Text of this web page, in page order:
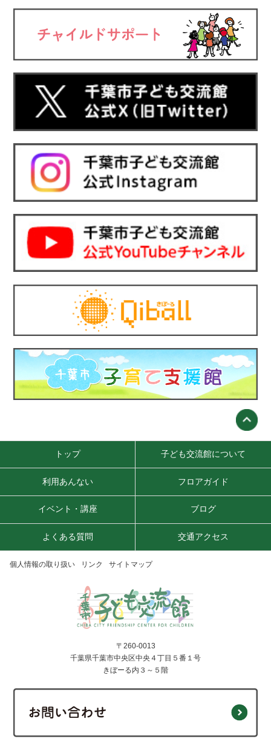
トップ 子ども交流館について
利用あんない フロアガイド
イベント・講座 ブログ
よくある質問 交通アクセス
個人情報の取り扱い リンク サイトマップ
〒260-0013
千葉県千葉市中央区中央４丁目５番１号
きぼーる内３～５階